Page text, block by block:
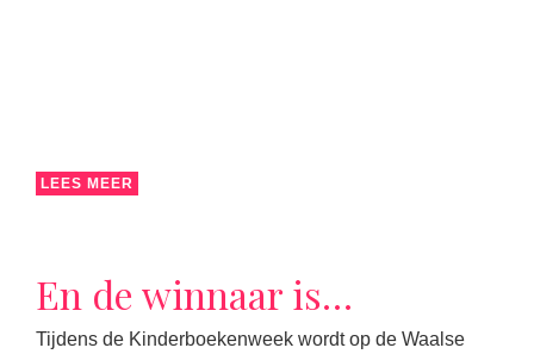
LEES MEER
En de winnaar is…
Tijdens de Kinderboekenweek wordt op de Waalse